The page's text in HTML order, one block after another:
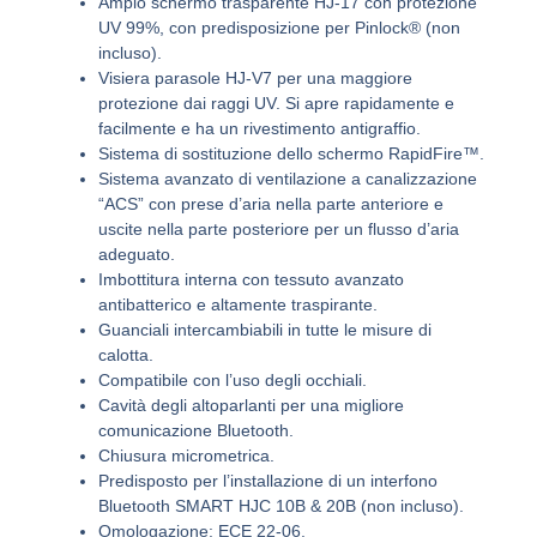
UV 99%, con predisposizione per Pinlock® (non
incluso).
Visiera parasole HJ-V7 per una maggiore
protezione dai raggi UV. Si apre rapidamente e
facilmente e ha un rivestimento antigraffio.
Sistema di sostituzione dello schermo RapidFire™.
Sistema avanzato di ventilazione a canalizzazione
“ACS” con prese d’aria nella parte anteriore e
uscite nella parte posteriore per un flusso d’aria
adeguato.
Imbottitura interna con tessuto avanzato
antibatterico e altamente traspirante.
Guanciali intercambiabili in tutte le misure di
calotta.
Compatibile con l’uso degli occhiali.
Cavità degli altoparlanti per una migliore
comunicazione Bluetooth.
Chiusura micrometrica.
Predisposto per l’installazione di un interfono
Bluetooth SMART HJC 10B & 20B (non incluso).
Omologazione: ECE 22-06.